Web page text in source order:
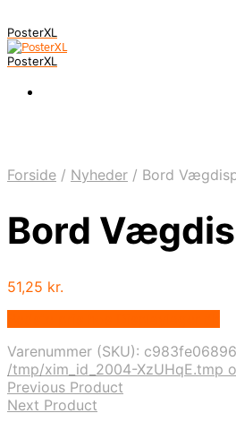
PosterXL
PosterXL
Forside / Nyheder / Bord
Bord
51,25 kr.
Varenummer (SKU):
/tmp/xim_id_2004-XzUHqE.tmp
Previous Product
Next Product